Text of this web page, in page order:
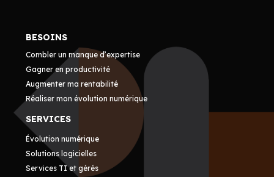
BESOINS
Combler un manque d’expertise
Gagner en productivité
Augmenter ma rentabilité
Réaliser mon évolution numérique
SERVICES
Évolution numérique
Solutions logicielles
Services TI et gérés